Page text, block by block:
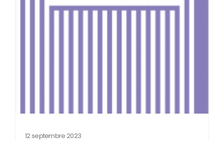
12 septembre 2023